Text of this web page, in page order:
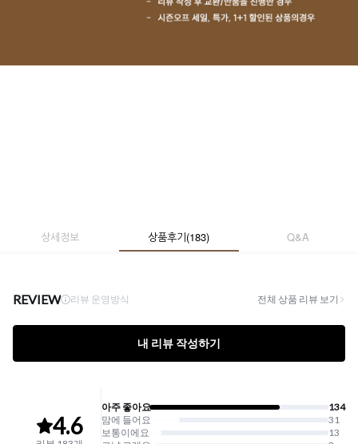
상세정보 상품후기(183) Q&A